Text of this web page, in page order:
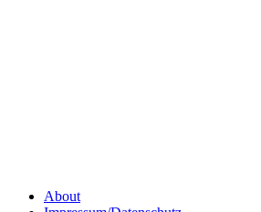
About